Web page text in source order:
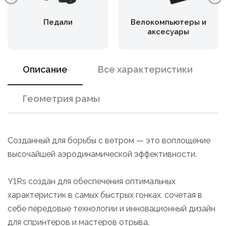
Педали
Велокомпьютеры и
аксесуары
Описание Все характеристики
Геометрия рамы
Созданный для борьбы с ветром — это воплощение
высочайшей аэродинамической эффективности.
Y1Rs создан для обеспечения оптимальных
характеристик в самых быстрых гонках, сочетая в
себе передовые технологии и инновационный дизайн
для спринтеров и мастеров отрыва.